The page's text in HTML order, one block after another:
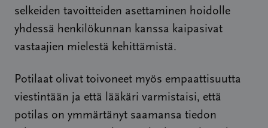
selkeiden tavoitteiden asettaminen hoidolle
yhdessä henkilökunnan kanssa kaipasivat
vastaajien mielestä kehittämistä.
Potilaat olivat toivoneet myös empaattisuutta
viestintään ja että lääkäri varmistaisi, että
potilas on ymmärtänyt saamansa tiedon